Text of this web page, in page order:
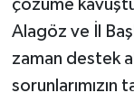
çözüme
Alagöz ve İl
zaman destek
sorunlarımızın